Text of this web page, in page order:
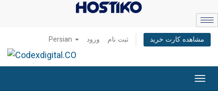
Persian ورود ثبت نام مشاهده کارت خرید
تغییر